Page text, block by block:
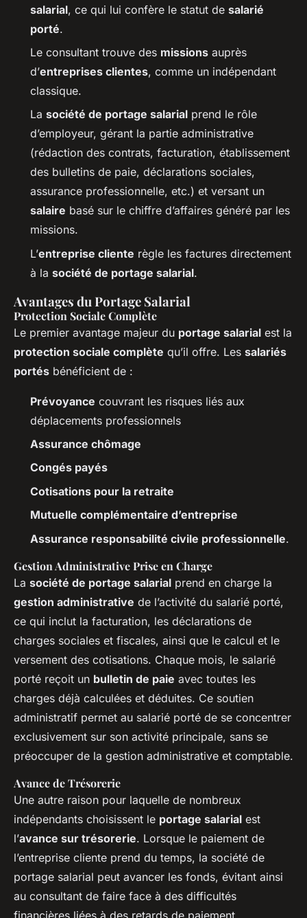
salarial, ce qui lui confère le statut de salarié
porté.
Le consultant trouve des missions auprès
d’entreprises clientes, comme un indépendant
classique.
La société de portage salarial prend le rôle
d’employeur, gérant la partie administrative
(rédaction des contrats, facturation, établissement
des bulletins de paie, déclarations sociales,
assurance professionnelle, etc.) et versant un
salaire basé sur le chiffre d’affaires généré par les
missions.
L’entreprise cliente règle les factures directement
à la société de portage salarial.
Avantages du Portage Salarial
Protection Sociale Complète
Le premier avantage majeur du portage salarial est la
protection sociale complète qu’il offre. Les salariés
portés bénéficient de :
Prévoyance couvrant les risques liés aux
déplacements professionnels
Assurance chômage
Congés payés
Cotisations pour la retraite
Mutuelle complémentaire d’entreprise
Assurance responsabilité civile professionnelle.
Gestion Administrative Prise en Charge
La société de portage salarial prend en charge la
gestion administrative de l’activité du salarié porté,
ce qui inclut la facturation, les déclarations de
charges sociales et fiscales, ainsi que le calcul et le
versement des cotisations. Chaque mois, le salarié
porté reçoit un bulletin de paie avec toutes les
charges déjà calculées et déduites. Ce soutien
administratif permet au salarié porté de se concentrer
exclusivement sur son activité principale, sans se
préoccuper de la gestion administrative et comptable.
Avance de Trésorerie
Une autre raison pour laquelle de nombreux
indépendants choisissent le portage salarial est
l’avance sur trésorerie. Lorsque le paiement de
l’entreprise cliente prend du temps, la société de
portage salarial peut avancer les fonds, évitant ainsi
au consultant de faire face à des difficultés
financières liées à des retards de paiement.